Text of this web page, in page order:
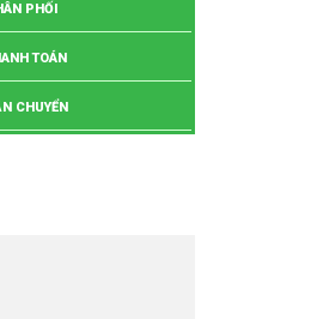
PHỐI
TOÁN
CHUYỂN